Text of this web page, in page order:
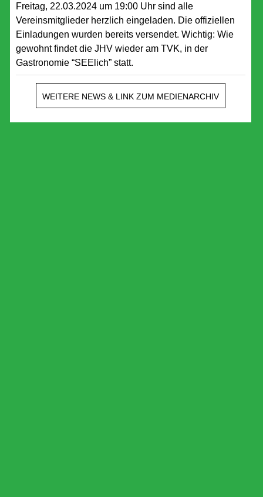
Freitag, 22.03.2024 um 19:00 Uhr sind alle
Vereinsmitglieder herzlich eingeladen. Die offiziellen
Einladungen wurden bereits versendet. Wichtig: Wie
gewohnt findet die JHV wieder am TVK, in der
Gastronomie “SEElich” statt.
WEITERE NEWS & LINK ZUM MEDIENARCHIV